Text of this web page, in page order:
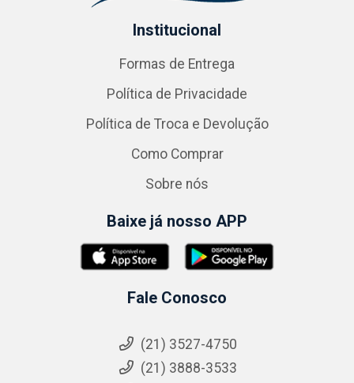
Institucional
Formas de Entrega
Política de Privacidade
Política de Troca e Devolução
Como Comprar
Sobre nós
Baixe já nosso APP
Fale Conosco
(21) 3527-4750
(21) 3888-3533